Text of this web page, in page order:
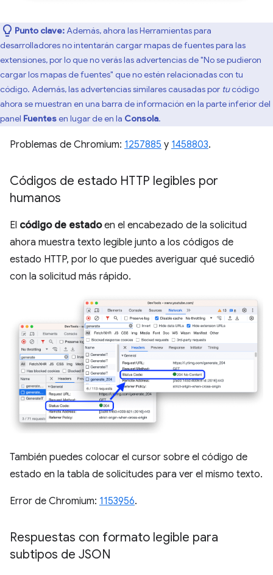
Punto clave:Además, ahora las Herramientas para
desarrolladores no intentarán cargar mapas de fuentes para las
extensiones, por lo que no verás las advertencias de "No se pudieron
cargar los mapas de fuentes" que no estén relacionadas con tu
código. Además, las advertencias similares causadas por tucódigo
ahora se muestran en una barra de información en la parte inferior del
panel Fuentesen lugar de en la Consola.
Problemas de Chromium: 1257885 y 1458803.
Códigos de estado HTTP legibles por
humanos
El código de estadoen el encabezado de la solicitud
ahora muestra texto legible junto a los códigos de
estado HTTP, por lo que puedes averiguar qué sucedió
con la solicitud más rápido.
También puedes colocar el cursor sobre el código de
estado en la tabla de solicitudes para ver el mismo texto.
Error de Chromium: 1153956.
Respuestas con formato legible para
subtipos de JSON